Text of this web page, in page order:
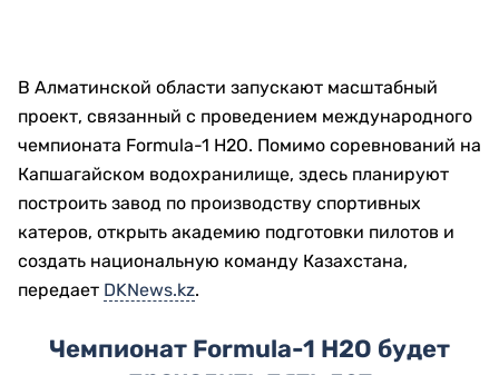
В Алматинской области запускают масштабный
проект, связанный с проведением международного
чемпионата Formula-1 H2O. Помимо соревнований на
Капшагайском водохранилище, здесь планируют
построить завод по производству спортивных
катеров, открыть академию подготовки пилотов и
создать национальную команду Казахстана,
передает DKNews.kz.
Чемпионат Formula-1 H2O будет